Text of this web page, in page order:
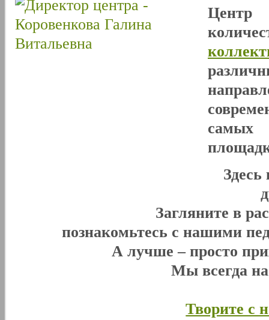
самых
Загляните в
познакомьтесь с нашими
А лучше – просто
Мы всегда
Творите с